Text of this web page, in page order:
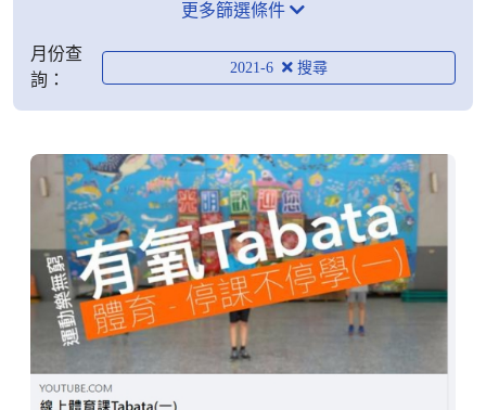
更多篩選條件
月份查
詢：
2021-6